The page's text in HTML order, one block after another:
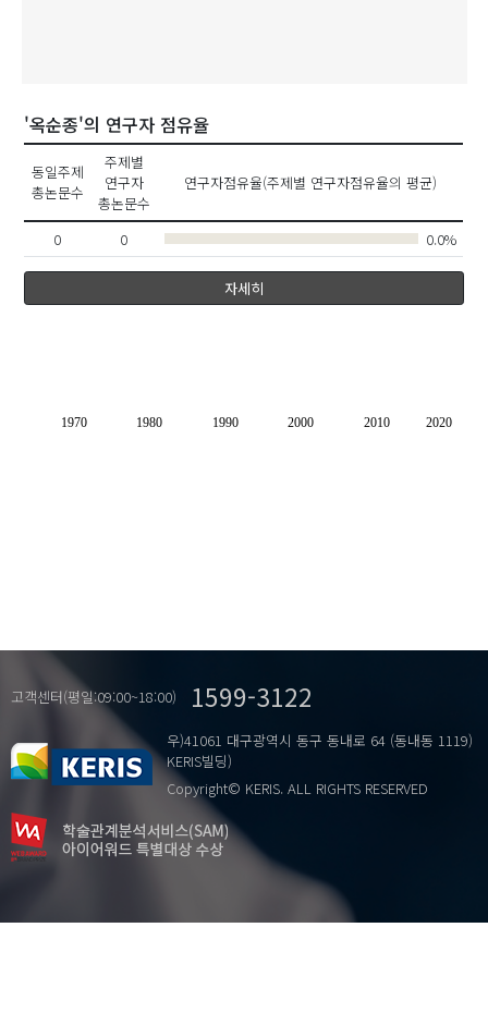
'옥순종'의 연구자 점유율
동일주제
총논문수
주제별
연구자
총논문수
연구자점유율(주제별 연구자점유율의 평균)
0 0 0.0%
자세히
1970 1980 1990 2000 2010 2020
고객센터(평일:09:00~18:00) 1599-3122
우)41061 대구광역시 동구 동내로 64 (동내동 1119)
KERIS빌딩)
Copyright© KERIS. ALL RIGHTS RESERVED